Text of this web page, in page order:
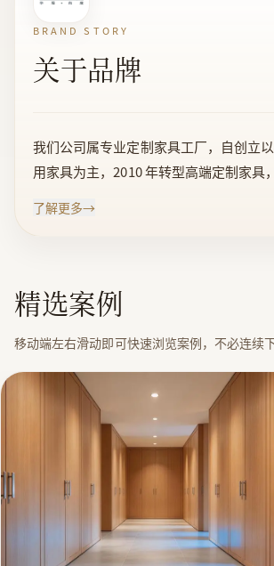
BRAND STORY
关于品牌
我们公司属专业定制家具工厂，自创立
用家具为主，2010 年转型高端定制家具
公司提供高端定制样板房，会所，售楼处
时跟香港郑忠设计院（CCD），台湾邱德
所、广州集美设计院，南京设计院，深圳
圳奇信集团，苏州金螳螂装饰集团，梁
所，深圳瑞和集团 ..等国内外多家设计机
秀设计师联盟战略合作！ | 我们公司属专
厂，自创立以来，前期以民用家具为 主
端定制家具，专注定制 12 年经验，以民
准。工厂约 400 人左右，有产品深化设
工 工龄 80%都有 30 年经验，工厂面积
生产能力 1.5 亿左右。长期为：万科，
了解更多→
精选案例
移动端左右滑动即可快速浏览案例，不必连续下